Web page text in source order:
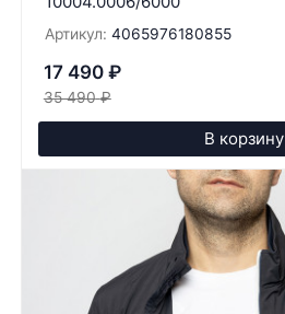
Артикул: 4065976180855
17 490 ₽
35 490 ₽
В корзину